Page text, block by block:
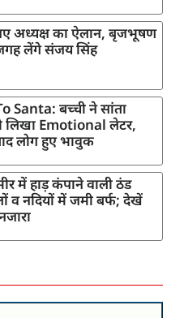
अध्यक्ष का ऐलान, बृजभूषण
लेंगे संजय सिंह
Santa: बच्ची ने सांता
लिखा Emotional लेटर,
लोग हुए भावुक
में हाड़ कंपाने वाली ठंड
व नदियों में जमी बर्फ; देखें